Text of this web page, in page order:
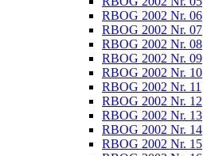
RBOG 2002 Nr. 06
RBOG 2002 Nr. 07
RBOG 2002 Nr. 08
RBOG 2002 Nr. 09
RBOG 2002 Nr. 10
RBOG 2002 Nr. 11
RBOG 2002 Nr. 12
RBOG 2002 Nr. 13
RBOG 2002 Nr. 14
RBOG 2002 Nr. 15